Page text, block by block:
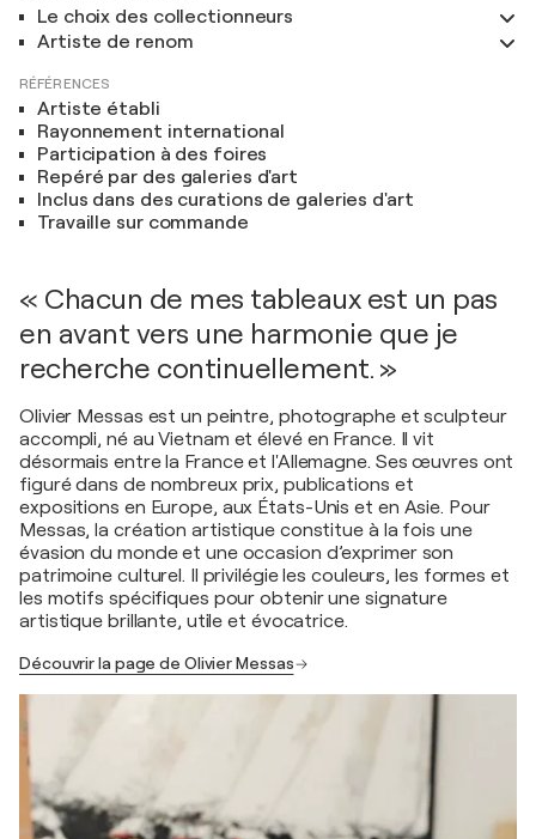
Le choix des collectionneurs
Artiste de renom
RÉFÉRENCES
Artiste établi
Rayonnement international
Participation à des foires
Repéré par des galeries d'art
Inclus dans des curations de galeries d'art
Travaille sur commande
« Chacun de mes tableaux est un pas
en avant vers une harmonie que je
recherche continuellement. »
Olivier Messas est un peintre, photographe et sculpteur
accompli, né au Vietnam et élevé en France. Il vit
désormais entre la France et l'Allemagne. Ses œuvres ont
figuré dans de nombreux prix, publications et
expositions en Europe, aux États-Unis et en Asie. Pour
Messas, la création artistique constitue à la fois une
évasion du monde et une occasion d’exprimer son
patrimoine culturel. Il privilégie les couleurs, les formes et
les motifs spécifiques pour obtenir une signature
artistique brillante, utile et évocatrice.
Découvrir la page de Olivier Messas